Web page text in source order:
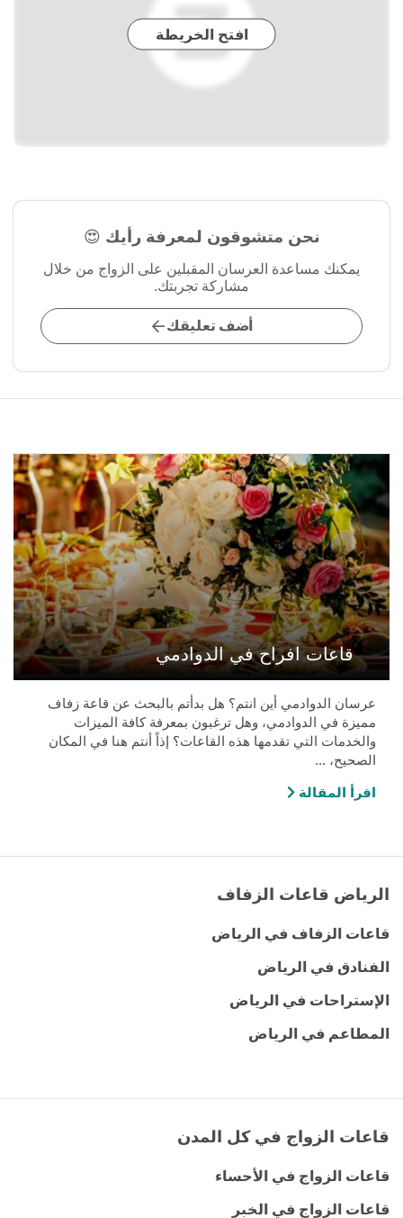
افتح الخريطة
نحن متشوقون لمعرفة رأيك 😍
يمكنك مساعدة العرسان المقبلين على الزواج من خلال
مشاركة تجربتك.
أضف تعليقك
قاعات افراح في الدوادمي
عرسان الدوادمي أين انتم؟ هل بدأتم بالبحث عن قاعة زفاف
مميزة في الدوادمي، وهل ترغبون بمعرفة كافة الميزات
والخدمات التي تقدمها هذه القاعات؟ إذاً أنتم هنا في المكان
الصحيح، ...
اقرأ المقالة
الرياض قاعات الزفاف
قاعات الزفاف في الرياض
الفنادق في الرياض
الإستراحات في الرياض
المطاعم في الرياض
قاعات الزواج في كل المدن
قاعات الزواج في الأحساء
قاعات الزواج في الخبر